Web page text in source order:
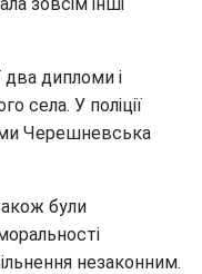
два дипломи і
села. У поліції
Черешневська
були
незаконним.